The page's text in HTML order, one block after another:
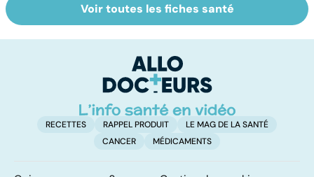
Comment tenir
ses bonnes
Muscler ses
abdos pour
ventre plat
Voir toutes les fiches santé
RECETTES RAPPEL PRODUIT
LE MAG DE LA SANTÉ
CANCER
MÉDICAMENTS